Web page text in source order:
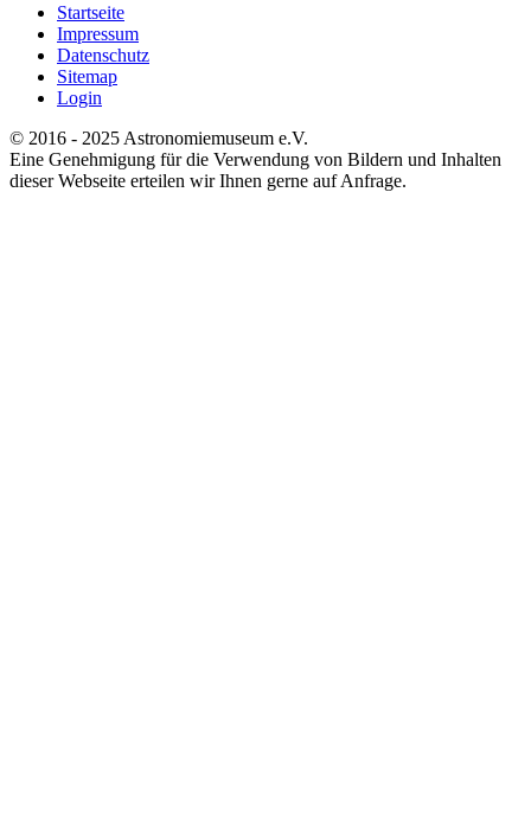
Startseite
Impressum
Datenschutz
Sitemap
Login
© 2016 - 2025 Astronomiemuseum e.V.
Eine Genehmigung für die Verwendung von Bildern und Inhalten
dieser Webseite erteilen wir Ihnen gerne auf Anfrage.